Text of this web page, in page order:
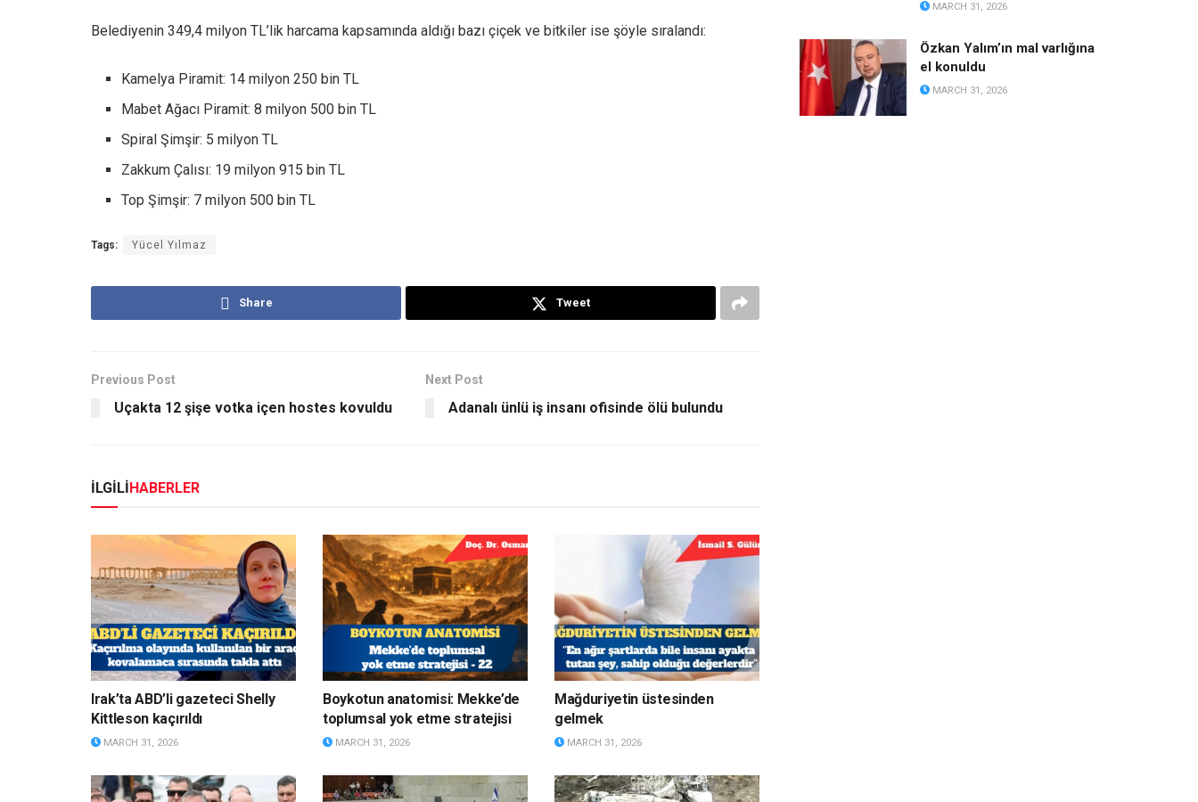
Belediyenin 349,4 milyon TL’lik harcama kapsamında aldığı bazı çiçek ve bitkiler ise şöyle sıralandı:
Kamelya Piramit: 14 milyon 250 bin TL
Mabet Ağacı Piramit: 8 milyon 500 bin TL
Spiral Şimşir: 5 milyon TL
Zakkum Çalısı: 19 milyon 915 bin TL
Top Şimşir: 7 milyon 500 bin TL
Tags: Yücel Yılmaz
Share Tweet
Previous Post
Uçakta 12 şişe votka içen hostes kovuldu
Next Post
Adanalı ünlü iş insanı ofisinde ölü bulundu
İLGİLİHABERLER
Irak’ta ABD’li gazeteci Shelly
Kittleson kaçırıldı
MARCH 31, 2026
Boykotun anatomisi: Mekke’de
toplumsal yok etme stratejisi
MARCH 31, 2026
Mağduriyetin üstesinden
gelmek
MARCH 31, 2026
MARCH 31, 2026
Özkan Yalım’ın mal varlığına
el konuldu
MARCH 31, 2026